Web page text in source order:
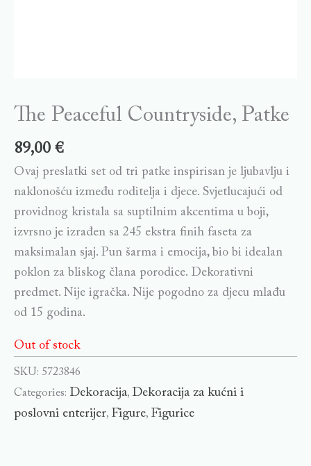
The Peaceful Countryside, Patke
89,00 €
Ovaj preslatki set od tri patke inspirisan je ljubavlju i
naklonošću između roditelja i djece. Svjetlucajući od
providnog kristala sa suptilnim akcentima u boji,
izvrsno je izrađen sa 245 ekstra finih faseta za
maksimalan sjaj. Pun šarma i emocija, bio bi idealan
poklon za bliskog člana porodice. Dekorativni
predmet. Nije igračka. Nije pogodno za djecu mlađu
od 15 godina.
Out of stock
SKU: 5723846
Categories: Dekoracija, Dekoracija za kućni i
poslovni enterijer, Figure, Figurice